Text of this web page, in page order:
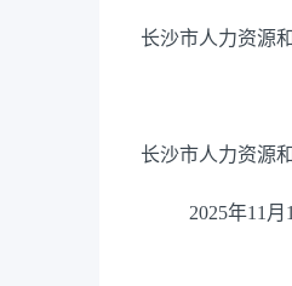
长沙市人力资源
长沙
长沙市人力资源
2025年11月